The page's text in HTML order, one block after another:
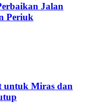
Jalan
Periuk
untuk Miras dan